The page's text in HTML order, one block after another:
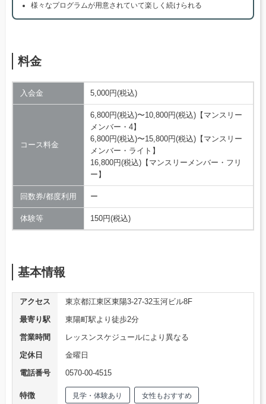
様々なプログラムが用意されていて楽しく続けられる
料金
入会金 5,000円(税込)
コース料金
6,800円(税込)〜10,800円(税込)【マンスリー
メンバー・4】
6,800円(税込)〜15,800円(税込)【マンスリー
メンバー・ライト】
16,800円(税込)【マンスリーメンバー・フリ
ー】
回数券/都度利用 ー
体験等 150円(税込)
基本情報
アクセス
東京都江東区東陽3-27-32玉河ビル8F
最寄り駅
東陽町駅より徒歩2分
営業時間
レッスンスケジュールにより異なる
定休日
金曜日
電話番号
0570-00-4515
特徴 見学・体験あり 女性もおすすめ